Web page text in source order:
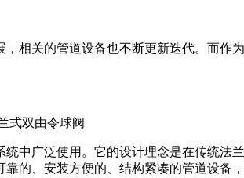
相关的管道设备也不断更新迭代。而作
中广泛使用。它的设计理念是在传统法
的、安装方便的、结构紧凑的管道设备